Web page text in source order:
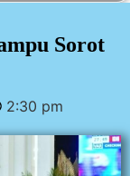
Sorot
2:30 pm